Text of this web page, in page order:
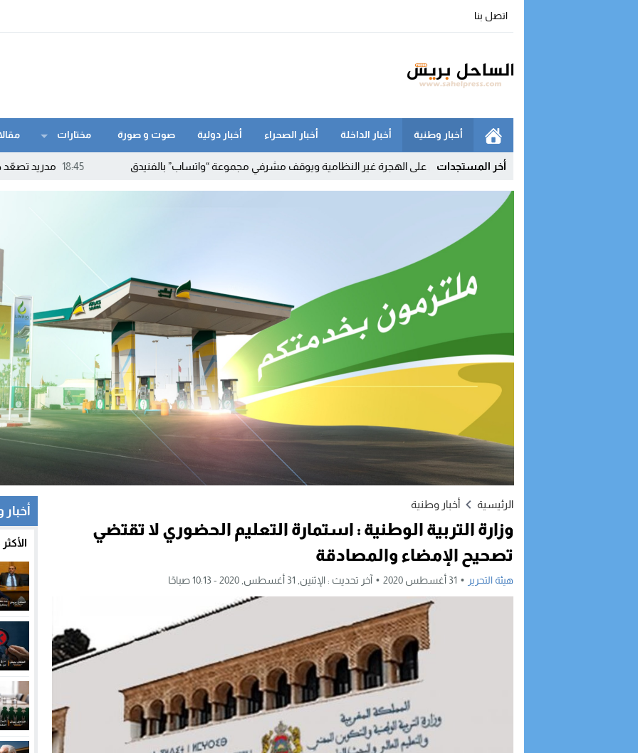
اتصل بنا
أخبار وطنية أخبار الداخلة أخبار الصحراء أخبار دولية صوت و صورة مختارات
أخر المستجدات 18:45 مدريد تصعّد ضد روما.. إسبانيا يفكك شبكة رقمية للتحريض على الهجرة غير النظامية ويوقف مشرفي مجموعة “واتساب” بالفنيدق
الرئيسية أخبار وطنية
وزارة التربية الوطنية : استمارة التعليم الحضوري لا تقتضي
تصحيح الإمضاء والمصادقة
هيئة التحرير 31 أغسطس 2020 آخر تحديث : الإثنين, 31 أغسطس, 2020 - 10:13 صباحًا